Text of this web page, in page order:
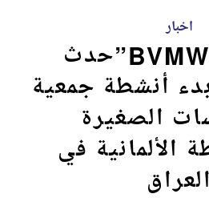
اخبار
“BVMW IRAQ”حدث
أنشطة جمعية
الصغيرة
الألمانية في
العراق